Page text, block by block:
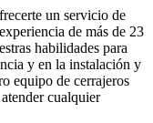
un servicio de
de más de 23
habilidades para
y en la instalación y
equipo de cerrajeros
cualquier